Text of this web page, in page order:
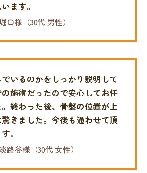
ます。
様（30代 男性）
いるのかをしっかり説明して
施術だったので安心してお任
終わった後、骨盤の位置が上
きました。 今後も通わせて頂
。
谷様（30代 女性）